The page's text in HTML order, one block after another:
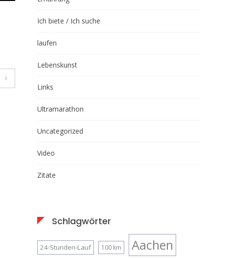
Start am Rathaus in Bonn
Ich biete / Ich suche
laufen
Lebenskunst
Links
Ultramarathon
Uncategorized
Video
Zitate
Schlagwörter
24-Stunden-Lauf 100 km Aachen